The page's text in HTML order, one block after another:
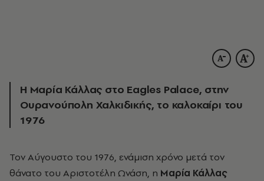
Η Μαρία Κάλλας στο Eagles Palace, στην
Ουρανούπολη Χαλκιδικής, το καλοκαίρι του
1976
Τον Αύγουστο του 1976, ενάμιση χρόνο μετά τον
θάνατο του Αριστοτέλη Ωνάση, η Μαρία Κάλλας